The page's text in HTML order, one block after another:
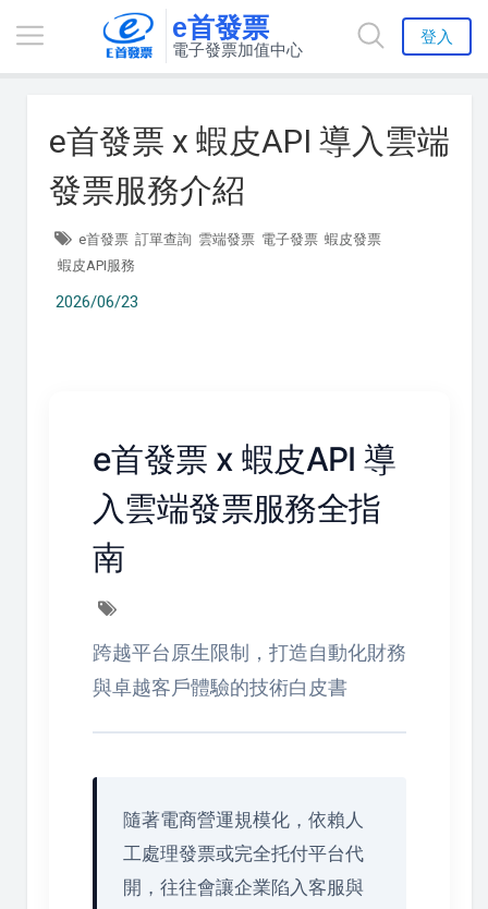
e首發票
電子發票加值中心
登入
e首發票 x 蝦皮API 導入雲端
發票服務介紹
e首發票 訂單查詢 雲端發票 電子發票 蝦皮發票
蝦皮API服務
2026/06/23
e首發票 x 蝦皮API 導
入雲端發票服務全指
南
跨越平台原生限制，打造自動化財務
與卓越客戶體驗的技術白皮書
隨著電商營運規模化，依賴人
工處理發票或完全托付平台代
開，往往會讓企業陷入客服與